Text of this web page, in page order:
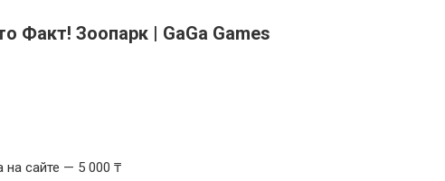
Факт! Зоопарк | GaGa Games
сайте — 5 000 ₸